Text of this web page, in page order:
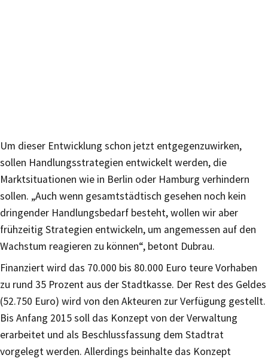
Um dieser Entwicklung schon jetzt entgegenzuwirken,
sollen Handlungsstrategien entwickelt werden, die
Marktsituationen wie in Berlin oder Hamburg verhindern
sollen. „Auch wenn gesamtstädtisch gesehen noch kein
dringender Handlungsbedarf besteht, wollen wir aber
frühzeitig Strategien entwickeln, um angemessen auf den
Wachstum reagieren zu können“, betont Dubrau.
Finanziert wird das 70.000 bis 80.000 Euro teure Vorhaben
zu rund 35 Prozent aus der Stadtkasse. Der Rest des Geldes
(52.750 Euro) wird von den Akteuren zur Verfügung gestellt.
Bis Anfang 2015 soll das Konzept von der Verwaltung
erarbeitet und als Beschlussfassung dem Stadtrat
vorgelegt werden. Allerdings beinhalte das Konzept